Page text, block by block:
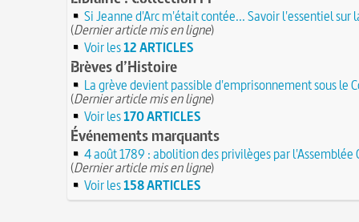
Si Jeanne d'Arc m'était contée... Savoir l'essentiel sur
(Dernier article mis en ligne)
Voir les12 ARTICLES
Brèves d’Histoire
La grève devient passible d'emprisonnement sous le
(Dernier article mis en ligne)
Voir les170 ARTICLES
Événements marquants
4 août 1789 : abolition des privilèges par l'Assemblée
(Dernier article mis en ligne)
Voir les158 ARTICLES